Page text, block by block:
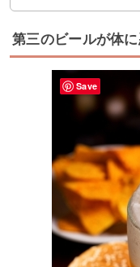
第三のビールが体
Save